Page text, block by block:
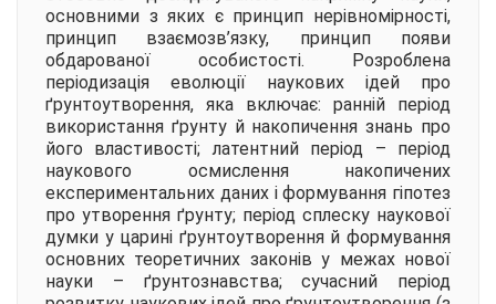
основними з яких є принцип нерівномірності,
принцип взаємозв’язку, принцип появи
обдарованої особистості. Розроблена
періодизація еволюції наукових ідей про
ґрунтоутворення, яка включає: ранній період
використання ґрунту й накопичення знань про
його властивості; латентний період – період
наукового осмислення накопичених
експериментальних даних і формування гіпотез
про утворення ґрунту; період сплеску наукової
думки у царині ґрунтоутворення й формування
основних теоретичних законів у межах нової
науки – ґрунтознавства; сучасний період